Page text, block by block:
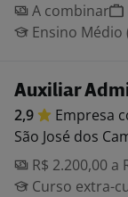
A combinar
Ensino Médio
Auxiliar
2,9 Empresa
São José dos
R$ 2.200,00 a
Curso extra-